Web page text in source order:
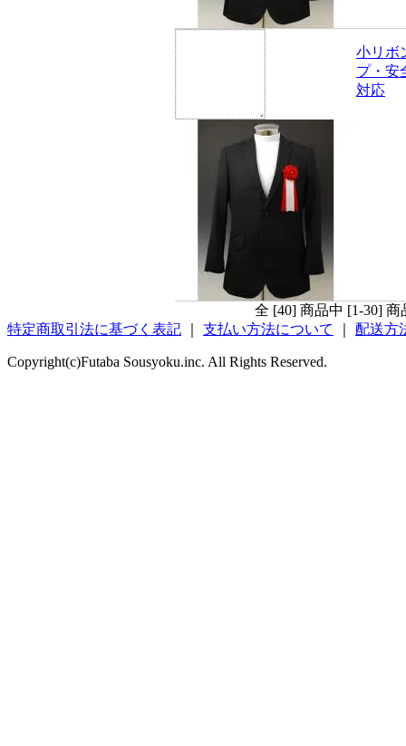
小リボ
プ・
対応
全 [40] 商品中 [1-30]
特定商取引法に基づく表記
支払い方法について 配送方
Copyright(c)Futaba Sousyoku.inc. All Rights Reserved.